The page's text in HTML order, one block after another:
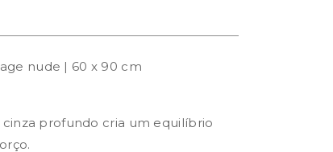
nude | 60 x 90 cm
profundo cria um equilíbrio